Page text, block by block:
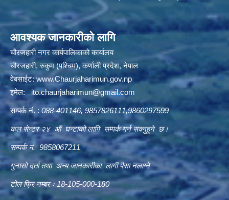
आवश्यक जानकारीको लागि
चौरजहारी नगर कार्यपालिकाको कार्यालय
चौरजहारी, रुकुम (पश्चिम), कर्णाली प्रदेश, नेपाल
वेबसाईट:www.Chaurjaharimun.gov.np
इमेल:ito.chaurjaharimun@gmail.com
सम्पर्क नं. : 088-401146, 9857826111,9860297599
कल सेन्टर २४ औं घन्टाको लागि सम्पर्क गर्न सक्नुहुने छ।
सम्पर्क नं. 9858067211
गुनासो दर्ता तथा अन्य जानकारीका लागी पैसा नलाग्ने
टोल फ्रि नम्बर ः 18-105-000-180